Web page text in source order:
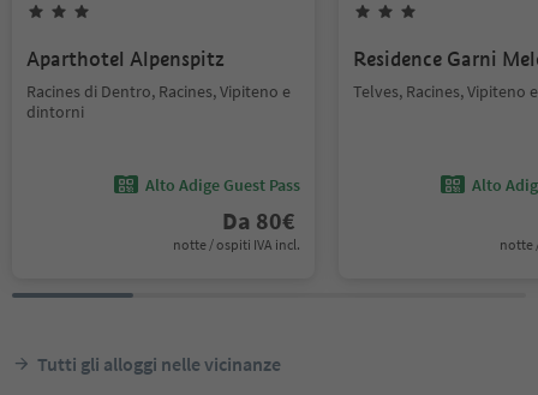
Aparthotel Alpenspitz
Racines di Dentro, Racines, Vipiteno e
dintorni
Alto Adige Guest Pass
Da 80€
notte / ospiti IVA incl.
Residence Garni
Telves, Racines, Vipiteno
Alto
notte
Tutti gli alloggi nelle vicinanze